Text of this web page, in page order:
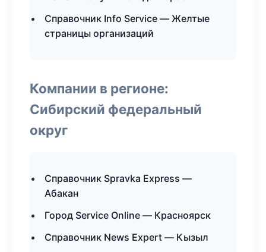
Справочник Info Service — Желтые
страницы организаций
Компании в регионе:
Сибирский федеральный
округ
Справочник Spravka Express —
Абакан
Город Service Online — Красноярск
Справочник News Expert — Кызыл